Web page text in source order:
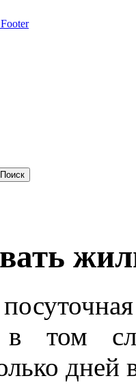
в том
дней